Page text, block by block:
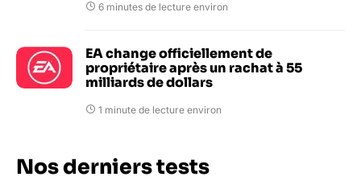
6 minutes de lecture environ
EA change officiellement de
propriétaire après un rachat à 55
milliards de dollars
1 minute de lecture environ
Nos derniers tests